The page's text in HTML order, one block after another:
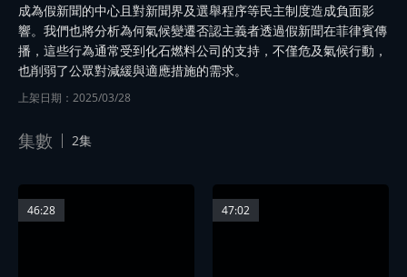
成為假新聞的中心且對新聞界及選舉程序等民主制度造成負面影
響。我們也將分析為何氣候變遷否認主義者透過假新聞在菲律賓傳
播，這些行為通常受到化石燃料公司的支持，不僅危及氣候行動，
也削弱了公眾對減緩與適應措施的需求。
上架日期：2025/03/28
集數 2集
46:28 47:02